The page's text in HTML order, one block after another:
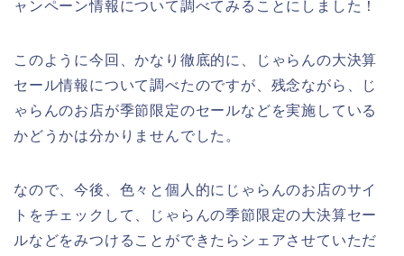
ャンペーン情報について調べてみることにしました！
このように今回、かなり徹底的に、じゃらんの大決算
セール情報について調べたのですが、残念ながら、じ
ゃらんのお店が季節限定のセールなどを実施している
かどうかは分かりませんでした。
なので、今後、色々と個人的にじゃらんのお店のサイ
トをチェックして、じゃらんの季節限定の大決算セー
ルなどをみつけることができたらシェアさせていただ